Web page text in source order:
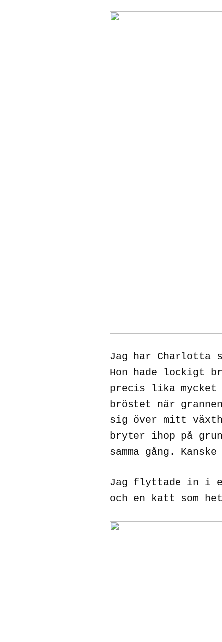
Jag har Charlotta
Hon hade lockigt
precis lika
bröstet när
sig över mitt
bryter ihop på
samma gång.
Jag flyttade in i
och en katt som